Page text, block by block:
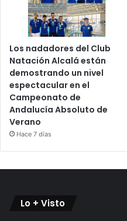
Los nadadores del Club
Natación Alcalá están
demostrando un nivel
espectacular en el
Campeonato de
Andalucía Absoluto de
Verano
Hace 7 días
Lo + Visto